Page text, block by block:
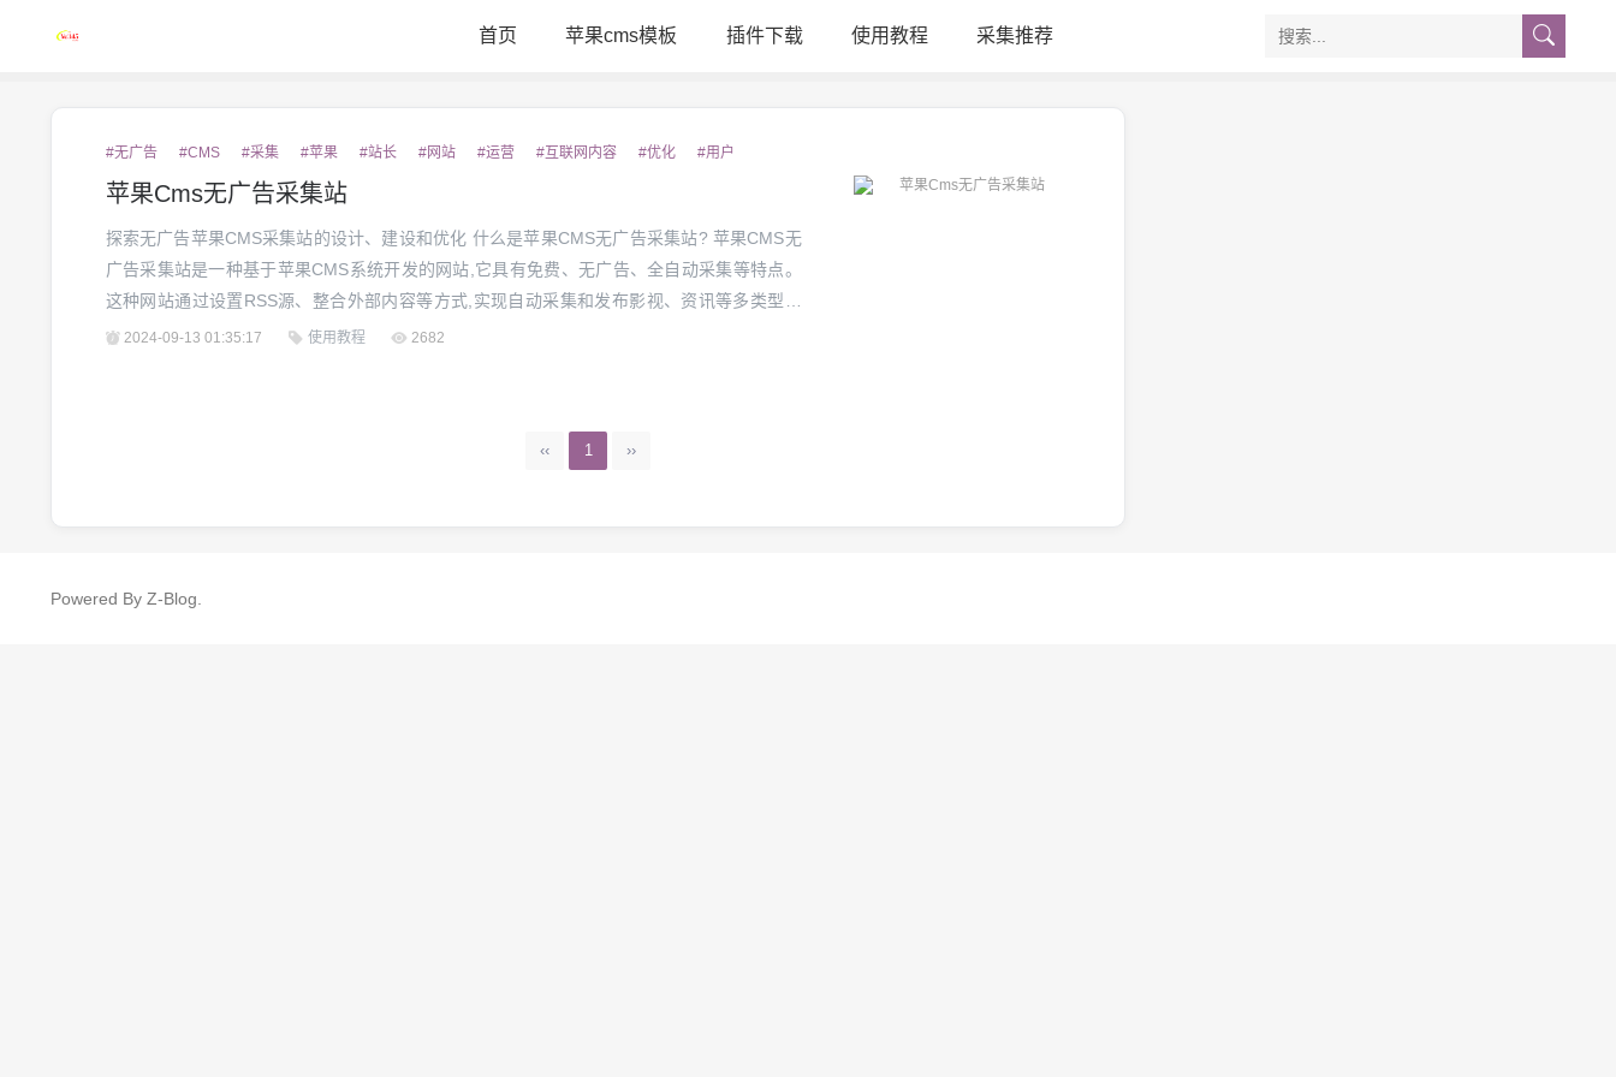
首页 苹果cms模板 插件下载 使用教程 采集推荐
#无广告 #CMS #采集 #苹果 #站长 #网站 #运营 #互联网内容 #优化 #用户
苹果Cms无广告采集站
探索无广告苹果CMS采集站的设计、建设和优化 什么是苹果CMS无广告采集站? 苹果CMS无
广告采集站是一种基于苹果CMS系统开发的网站,它具有免费、无广告、全自动采集等特点。
这种网站通过设置RSS源、整合外部内容等方式,实现自动采集和发布影视、资讯等多类型信
息,为用户提供丰富的内容浏览体验,同时也为站长带来稳定的流量和收益。相比传统的广告营
2024-09-13 01:35:17 使用教程 2682
‹‹ 1 ››
Powered By Z-Blog